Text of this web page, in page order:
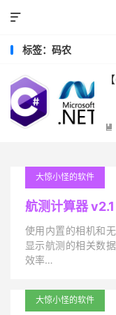

标签：码农

大惊小怪的软件
航测计算器 v2.1
使用内置的相机和
显示航测的相关数
效率…
大惊小怪的软件